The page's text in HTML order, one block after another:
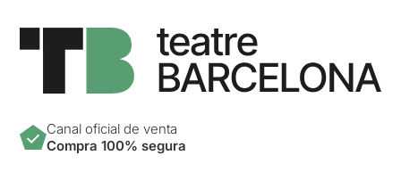
Canal oficial de venta
Compra 100% segura